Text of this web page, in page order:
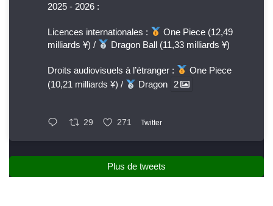
2025 - 2026 :
Licences internationales :
One Piece (12,49
milliards ¥) /
Dragon Ball (11,33 milliards ¥)
Droits audiovisuels à l’étranger :
One Piece
(10,21 milliards ¥) /
Dragon 2
29 271 Twitter
Plus de tweets